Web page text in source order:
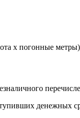
х погонные
денежных